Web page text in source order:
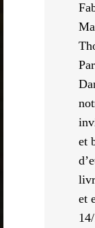
et
et